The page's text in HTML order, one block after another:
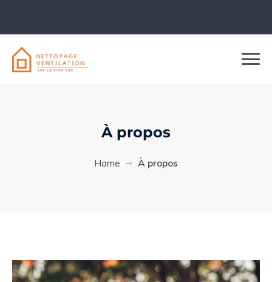
À propos
Home À propos